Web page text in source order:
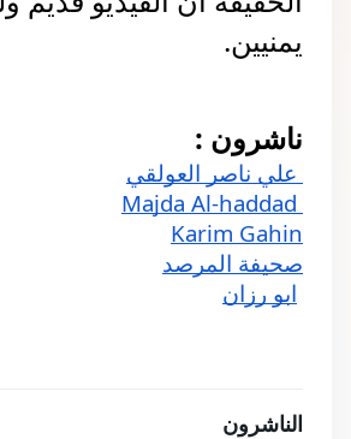
يمنيين.
ناشرون :
علي ناصر العولقي
Karim Gahin
صحيفة المرصد
ابو رزان
الناشرون